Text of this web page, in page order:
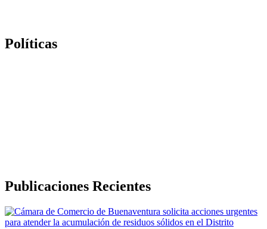
Políticas
Publicaciones Recientes